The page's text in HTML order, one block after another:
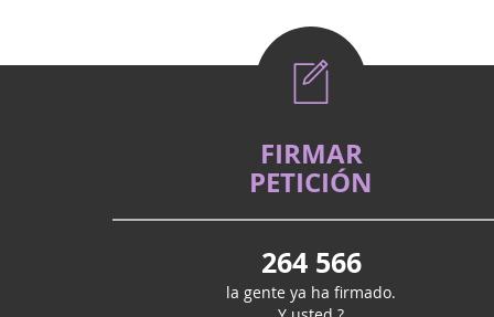
vie et la fédération
proposition de loi
Vote (2è lecture)
cancers et
déjà fait un aller/
familles d'enfants
handicapées, r...
Février 2026
FIRMAR
PETICIÓN
264 566
la gente ya ha firmado.